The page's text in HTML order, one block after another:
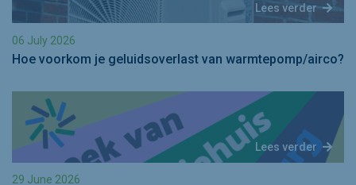
Lees verder
06 July 2026
Hoe voorkom je geluidsoverlast van warmtepomp/airco?
Lees verder
29 June 2026